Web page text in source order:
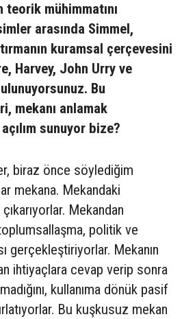
mühimmatını
arasında Simmel,
kuramsal çerçevesini
Harvey, John Urry ve
Bu
mekanı anlamak
sunuyor bize?
biraz önce söylediğim
mekana. Mekandaki
Mekandan
politik ve
gerçekleştiriyorlar. Mekanın
ihtiyaçlara cevap verip sonra
kullanıma dönük pasif
Bu kuşkusuz mekan